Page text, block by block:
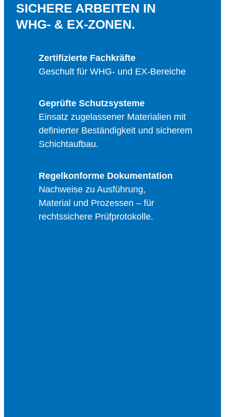
SICHERE ARBEITEN IN
WHG- & EX-ZONEN.
Zertifizierte Fachkräfte
Geschult für WHG- und EX-Bereiche
Geprüfte Schutzsysteme
Einsatz zugelassener Materialien mit
definierter Beständigkeit und sicherem
Schichtaufbau.
Regelkonforme Dokumentation
Nachweise zu Ausführung,
Material und Prozessen – für
rechtssichere Prüfprotokolle.